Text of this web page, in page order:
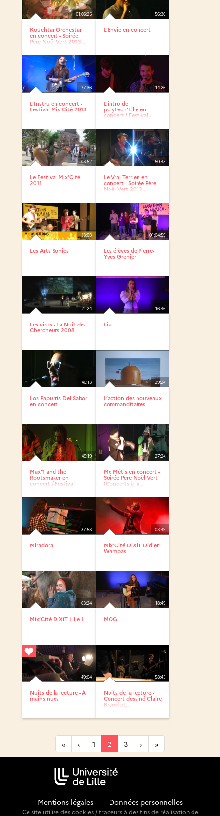
01:06:25
Kouchtar Orchestar
en concert - Soirée
Père Noël Vert 2013...
56:36
L’Envie en concert
27:36
L’Instru en concert -
Festival Mix’Cité 2013
14:26
L’intru de
polytech’Lille en
concert / Festival...
03:52
Le Festival Mix’Cité
2011
50:45
Le Vrai Terrien en
concert - Soirée Père
Noël Vert 2013...
23:08
Les Arts Sonics
01:04:59
Les élèves de Pierre-
Yves Grenier
21:24
Les virus - La Nuit des
Chercheurs 2008
16:46
Lia
40:13
Los Papurris Del Sabor
en concert
29:24
L’action des nouveaux
commanditaires
49:19
Max’1 and the
Rootsmaker en
concert / Festival
27:24
Mc Métis en concert -
Soirée Père Noël Vert
(Concerts à la...
37:53
Miradora
03:49
Mix’Cité DiXiT Didier
Wampas
03:24
Mix’Cité DiXiT Lille 1
18:49
MOG
49:04
Nuits de la lecture - À
mains nues
58:45
Nuits de la lecture -
Concert dessiné Claire
Braud et...
« ‹ 1 2 3 › »
Mentions légales Données personnelles
Ce site utilise des cookies / traceurs à des fins de réalisation de